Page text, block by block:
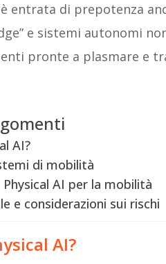
è entrata di prepotenza
e sistemi autonomi
pronte a plasmare e
AI?
di mobilità
AI per la mobilità
e considerazioni sui rischi
AI?